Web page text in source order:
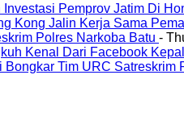
Pemprov Jatim Di
Kong Jalin Kerja Sama
Polres Narkoba Batu -
Kenal Dari Facebook
Tim URC Satreskrim